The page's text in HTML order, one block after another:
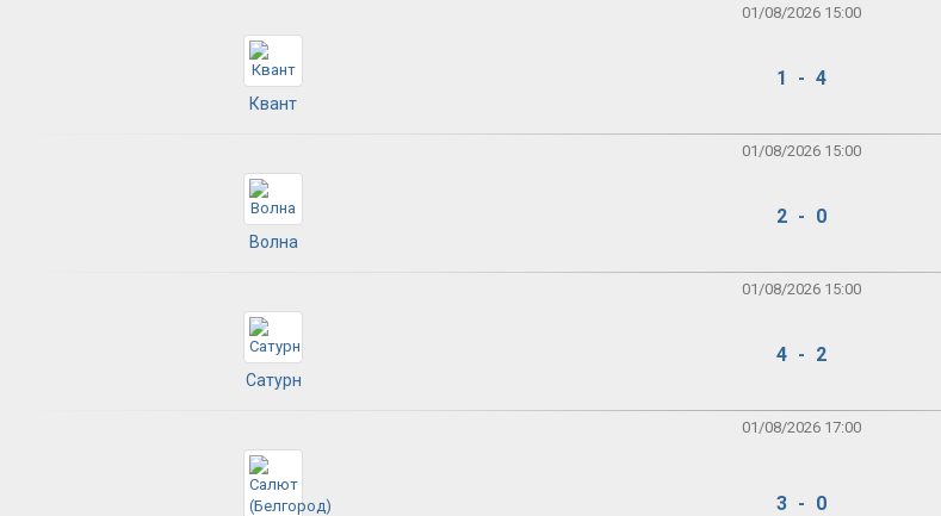
01/08/2026 15:00
Квант
1 - 4
01/08/2026 15:00
Волна
2 - 0
01/08/2026 15:00
Сатурн
4 - 2
01/08/2026 17:00
3 - 0